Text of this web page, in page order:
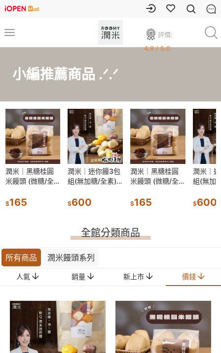
評價:
4.9 / 5.0
小編推薦商品 .ᐟ.ᐟ
潤米｜黑糖桂圓
米饅頭 (微糖/全
$165
潤米｜迷你饅3包
組(無加糖/全素)
嚴選】
$600
潤米｜黑糖桂圓
米饅頭 (微糖/全
$165
潤米｜
組(無加
嚴選】
$600
全館分類商品
所有商品 潤米饅頭系列
人氣 銷量 新上市 價錢